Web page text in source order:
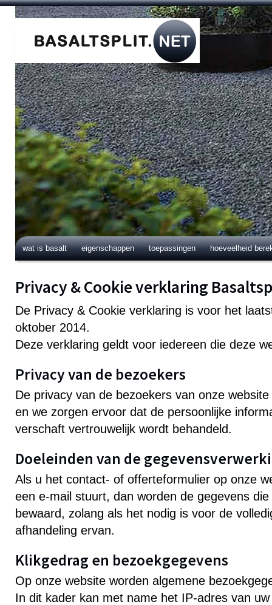
wat is basalt eigenschappen toepassingen hoeveelheid
Privacy & Cookie verklaring
De Privacy & Cookie verklaring is voor het
oktober 2014.
Deze verklaring geldt voor iedereen die deze
Privacy van de bezoekers
De privacy van de bezoekers van onze
en we zorgen ervoor dat de persoonlijke
verschaft vertrouwelijk wordt behandeld.
Doeleinden van de
Als u het contact- of offerteformulier op onze
een e-mail stuurt, dan worden de gegevens
bewaard, zolang als het nodig is voor de
afhandeling ervan.
Klikgedrag en bezoekgegevens
Op onze website worden algemene
In dit kader kan met name het IP-adres van